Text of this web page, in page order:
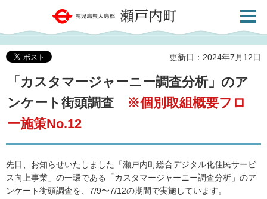
鹿児島県大島郡 瀬戸内町
共通メ
更新日：2024年7月12日
「カスタマージャーニー調査分析」のア
ンケート街頭調査
※個別取組概要フロ
ー施策No.12
先日、お知らせいたしました「瀬戸内町総合デジタル化住民サービ
ス向上事業」の一環である「カスタマージャーニー調査分析」のア
ンケート街頭調査を、7/9〜7/12の期間で実施しています。